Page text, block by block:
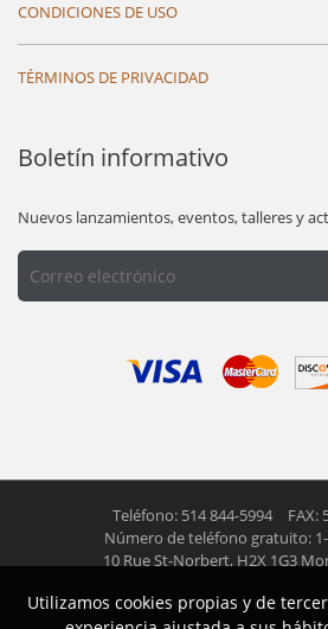
CONDICIONES DE USO
TÉRMINOS DE PRIVACIDAD
Boletín informativo
Nuevos lanzamientos, eventos, talleres y
Teléfono: 514 844-5994
FAX:
Número de teléfono gratuito:
10 Rue St-Norbert, H2X 1G3
© 2026 Las Americas inc. Todos los
Utilizamos cookies propias y de